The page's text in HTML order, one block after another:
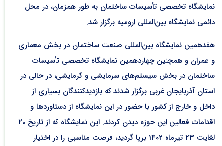
نمایشگاه تخصصی تأسیسات ساختمان به طور همزمان، در محل
دائمی نمایشگاه بین‌المللی ارومیه برگزار شد.
هفدهمین نمایشگاه بین‌المللی صنعت ساختمان در بخش معماری
و عمران و همچنین چهاردهمین نمایشگاه تخصصی تأسیسات
ساختمان در بخش سیستم‌های سرمایشی و گرمایشی، در حالی در
استان آذربایجان غربی برگزار شدند که بازدیدکنندگان بسیاری از
داخل و خارج از کشور با حضور در این نمایشگاه از دستاوردها و
اقدامات فعالین این حوزه دیدن کردند. این نمایشگاه که از تاریخ 20
لغایت 23 تیرماه 1402 برپا گردید، فرصت مناسبی را در اختیار